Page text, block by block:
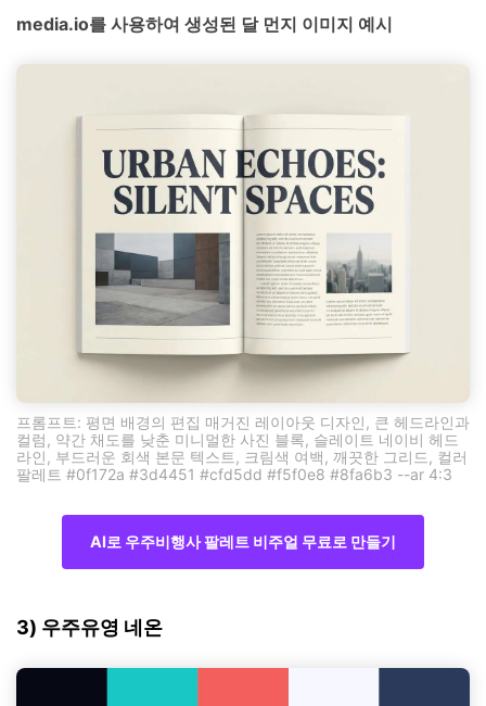
media.io를 사용하여 생성된 달 먼지 이미지 예시
프롬프트: 평면 배경의 편집 매거진 레이아웃 디자인, 큰 헤드라인과
컬럼, 약간 채도를 낮춘 미니멀한 사진 블록, 슬레이트 네이비 헤드
라인, 부드러운 회색 본문 텍스트, 크림색 여백, 깨끗한 그리드, 컬러
팔레트 #0f172a #3d4451 #cfd5dd #f5f0e8 #8fa6b3 --ar 4:3
AI로 우주비행사 팔레트 비주얼 무료로 만들기
3) 우주유영 네온